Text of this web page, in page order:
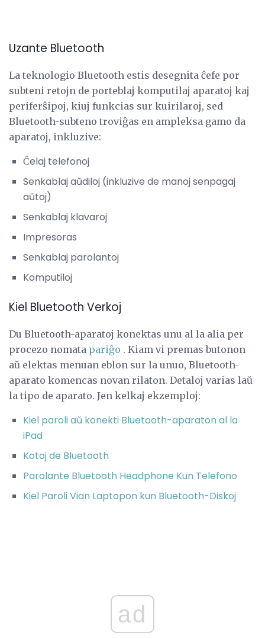
Uzante Bluetooth
La teknologio Bluetooth estis desegnita ĉefe por
subteni retojn de porteblaj komputilaj aparatoj kaj
periferŝipoj, kiuj funkcias sur kuirilaroj, sed
Bluetooth-subteno troviĝas en ampleksa gamo da
aparatoj, inkluzive:
Ĉelaj telefonoj
Senkablaj aŭdiloj (inkluzive de manoj senpagaj
aŭtoj)
Senkablaj klavaroj
Impresoras
Senkablaj parolantoj
Komputiloj
Kiel Bluetooth Verkoj
Du Bluetooth-aparatoj konektas unu al la alia per
procezo nomata pariĝo . Kiam vi premas butonon
aŭ elektas menuan eblon sur la unuo, Bluetooth-
aparato komencas novan rilaton. Detaloj varias laŭ
la tipo de aparato. Jen kelkaj ekzemploj:
Kiel paroli aŭ konekti Bluetooth-aparaton al la
iPad
Kotoj de Bluetooth
Parolante Bluetooth Headphone Kun Telefono
Kiel Paroli Vian Laptopon kun Bluetooth-Diskoj
ad